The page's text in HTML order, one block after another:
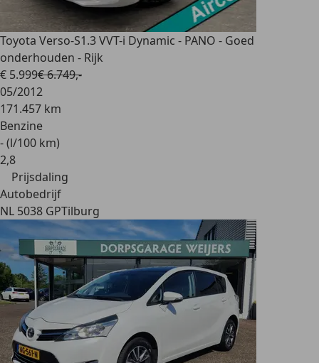
Toyota Verso-S1.3 VVT-i Dynamic - PANO - Goed
onderhouden - Rijk
€ 5.999€ 6.749,-
05/2012
171.457 km
Benzine
- (l/100 km)
2,8
Prijsdaling
Autobedrijf
NL 5038 GPTilburg